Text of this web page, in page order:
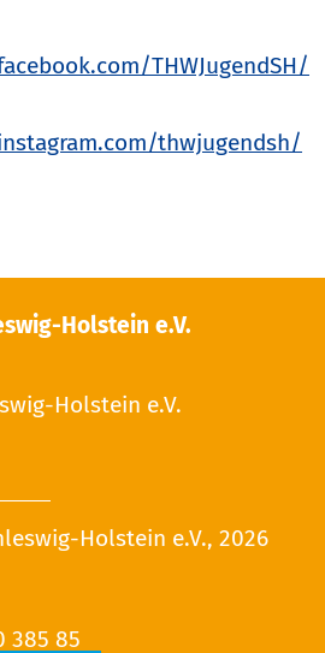
THWJugendSH/
thwjugendsh/
Holstein e.V.
Holstein e.V.
Holstein e.V., 2026
385 85